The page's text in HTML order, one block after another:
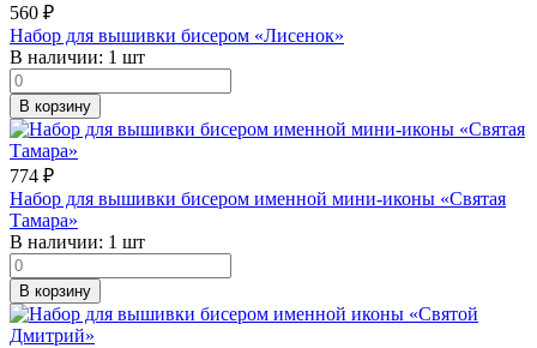
560 ₽
Набор для вышивки бисером «Лисенок»
В наличии: 1 шт
В корзину
774 ₽
Набор для вышивки бисером именной мини-иконы «Святая
Тамара»
В наличии: 1 шт
В корзину